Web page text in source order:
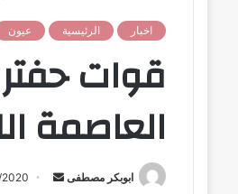
اخبار الرئيسية عيون
قوات
العاصمة
ابوبكر مصطفى
أ